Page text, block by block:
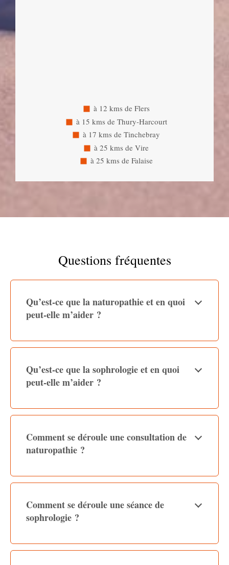
à 12 kms de Flers
à 15 kms de Thury-Harcourt
à 17 kms de Tinchebray
à 25 kms de Vire
à 25 kms de Falaise
Questions fréquentes
Qu’est-ce que la naturopathie et en quoi
peut-elle m’aider ?
Qu’est-ce que la sophrologie et en quoi
peut-elle m’aider ?
Comment se déroule une consultation de
naturopathie ?
Comment se déroule une séance de
sophrologie ?